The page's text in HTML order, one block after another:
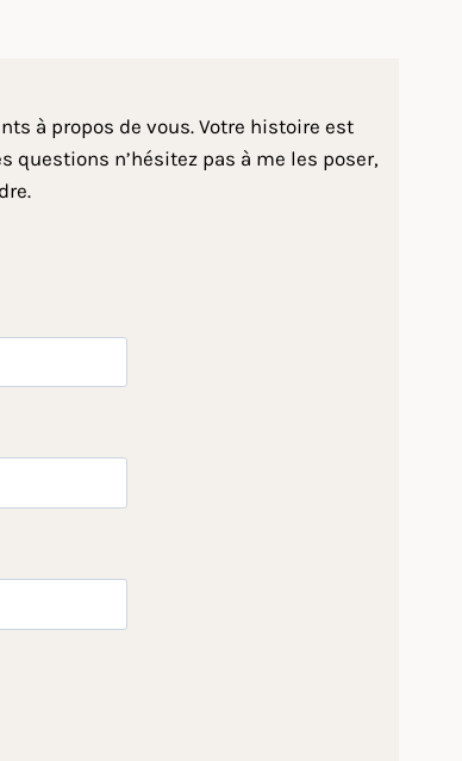
à propos de vous. Votre histoire est
questions n’hésitez pas à me les poser,